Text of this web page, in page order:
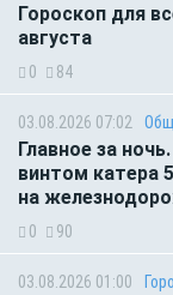
Гороскоп для
августа
0 84
03.08.2026 07:02
Главное за
винтом катера
на
0 90
03.08.2026 01:00